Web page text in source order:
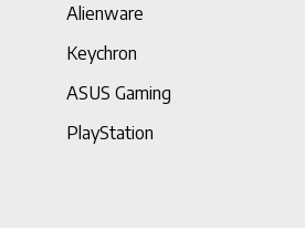
Alienware
Keychron
ASUS Gaming
PlayStation